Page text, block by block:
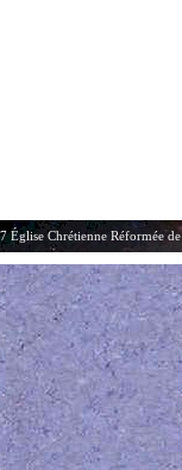
Église Chrétienne Réformée